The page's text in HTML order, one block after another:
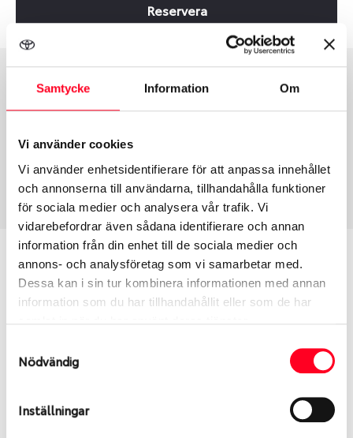
Samtycke Information Om
Vi använder cookies
Vi använder enhetsidentifierare för att anpassa innehållet
och annonserna till användarna, tillhandahålla funktioner
för sociala medier och analysera vår trafik. Vi
vidarebefordrar även sådana identifierare och annan
information från din enhet till de sociala medier och
annons- och analysföretag som vi samarbetar med.
Dessa kan i sin tur kombinera informationen med annan
information som du har tillhandahållit eller som de har
Nödvändig
Inställningar
Reservera
Group
Fälg PV/C LM
Tum
16
46
Centre Diameter
112
Art nummer
8110
Passar denna fälg min bil?
Ange registreringsnummer för att se om den fälg
Ibland kan fälgen ha bytts ut under årens lopp och
inte vara samma dimension som bilen hade ut från